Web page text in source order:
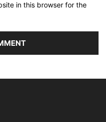
in this browser for the